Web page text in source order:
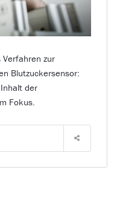
zur
Blutzuckersensor:
der
Fokus.